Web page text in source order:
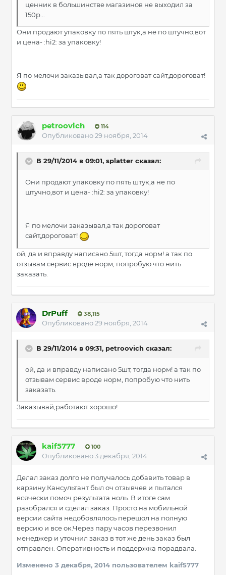
ценник в большинстве магазинов не выходил за
150р...
Они продают упаковку по пять штук,а не по штучно,вот
и цена- :hi2: за упаковку!
Я по мелочи заказывал,а так дороговат сайт,дороговат!
petroovich 114
Опубликовано29 ноября, 2014
В 29/11/2014 в 09:01, splatter сказал:
Они продают упаковку по пять штук,а не по
штучно,вот и цена- :hi2: за упаковку!
Я по мелочи заказывал,а так дороговат
сайт,дороговат!
ой, да и вправду написано 5шт, тогда норм! а так по
отзывам сервис вроде норм, попробую что нить
заказать.
DrPuff 38,115
Опубликовано29 ноября, 2014
В 29/11/2014 в 09:31, petroovich сказал:
ой, да и вправду написано 5шт, тогда норм! а так по
отзывам сервис вроде норм, попробую что нить
заказать.
Заказывай,работают хорошо!
kaif5777 100
Опубликовано3 декабря, 2014
Делал заказ долго не получалось добавить товар в
карзину.Кансультант был оч отзывчев и пытался
всячески помоч результата ноль. В итоге сам
разобрался и сделал заказ. Просто на мобильной
версии сайта недобовлялось перешол на полную
версию и все ок.Через пару часов перезвонил
менеджер и уточнил заказ в тот же день заказ был
отправлен. Оперативность и поддержка порадвала.
Изменено 3 декабря, 2014 пользователем kaif5777